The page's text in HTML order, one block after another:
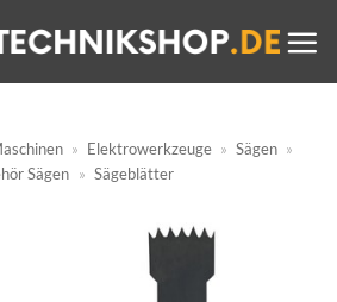
» Elektrowerkzeuge » Sägen »
Sägen » Sägeblätter